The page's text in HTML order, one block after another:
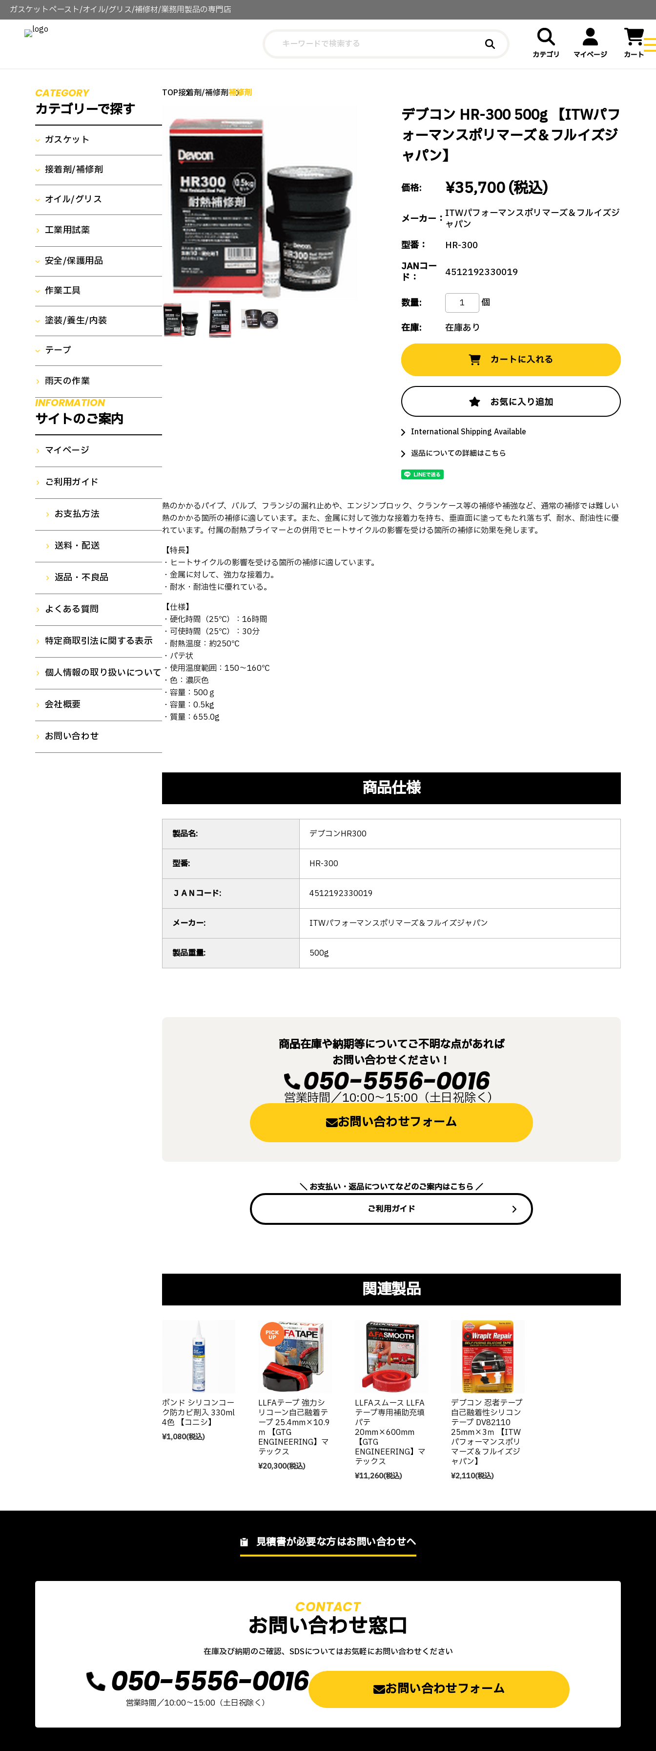
ガスケットペースト/オイル/グリス/補修材/業務用製品の専門店
カテゴリ マイページ カート
TOP接着剤/補修剤補修剤
デブコン HR-300 500g 【ITWパフ
ォーマンスポリマーズ＆フルイズジ
ャパン】
価格: ¥35,700(税込)
メーカー： ITWパフォーマンスポリマーズ＆フルイズジ
ャパン
型番：
HR-300
JANコー
ド：
4512192330019
数量:
個
在庫:
在庫あり
International Shipping Available
返品についての詳細はこちら
熱のかかるパイプ、バルブ、フランジの漏れ止めや、エンジンブロック、クランケース等の補修や補強など、通常の補修では難しい
熱のかかる箇所の補修に適しています。また、金属に対して強力な接着力を持ち、垂直面に塗ってもたれ落ちず、耐水、耐油性に優
れています。付属の耐熱プライマーとの併用でヒートサイクルの影響を受ける箇所の補修に効果を発します。
【特長】
・ヒートサイクルの影響を受ける箇所の補修に適しています。
・金属に対して、強力な接着力。
・耐水・耐油性に優れている。
【仕様】
・硬化時間（25℃）：16時間
・可使時間（25℃）：30分
・耐熱温度：約250℃
・パテ状
・使用温度範囲：150～160℃
・色：濃灰色
・容量：500ｇ
・容量：0.5kg
・質量：655.0g
商品仕様
製品名: デブコンHR300
型番: HR-300
ＪＡＮコード: 4512192330019
メーカー: ITWパフォーマンスポリマーズ＆フルイズジャパン
製品重量: 500g
商品在庫や納期等についてご不明な点があれば
お問い合わせください！
050-5556-0016
営業時間／10:00～15:00（土日祝除く）
お問い合わせフォーム
お支払い・返品についてなどのご案内はこちら
ご利用ガイド
関連製品
ボンド シリコンコー
ク防カビ剤入 330ml
4色 【コニシ】
¥1,080(税込)
LLFAテープ 強力シ
リコーン自己融着テ
ープ 25.4mm×10.9
ｍ 【GTG
ENGINEERING】マ
テックス
¥20,300(税込)
LLFAスムース LLFA
テープ専用補助充填
パテ
20mm×600mm
【GTG
ENGINEERING】マ
テックス
¥11,260(税込)
デブコン 忍者テープ
自己融着性シリコン
テープ DV82110
25mm×3ｍ 【ITW
パフォーマンスポリ
マーズ＆フルイズジ
ャパン】
¥2,110(税込)
CATEGORY
カテゴリーで探す
ガスケット
ガスケット製品一覧
ガスケットペースト
液状ガスケット
接着剤/補修剤
接着剤/補修剤製品一覧
補修剤
シール剤/シール材
オイル/グリス
オイル/グリス関連製品一
覧
潤滑油
油吸着材/処理剤
工業用試薬
安全/保護用品
安全/保護用品一覧
作業服
レインスーツ
メガネ/ゴーグル
マスク
手袋
靴
作業工具
作業工具製品一覧
スパナ/レンチ
ペンチ/プライヤ/ニッパ
はさみ/カッター
ドライバー/ビット
塗装/養生/内装
塗装関連製品一覧
塗料
塗料関連消耗品
テープ
テープ製品一覧
養生テープ
標識テープ
梱包テープ
保護テープ
補修テープ
雨天の作業
INFORMATION
サイトのご案内
マイページ
ご利用ガイド
お支払方法
送料・配送
返品・不良品
よくある質問
特定商取引法に関する表示
個人情報の取り扱いについて
会社概要
お問い合わせ
見積書が必要な方はお問い合わせへ
お問い合わせ窓口
在庫及び納期のご確認、SDSについてはお気軽にお問い合わせください
050-5556-0016
営業時間／10:00～15:00（土日祝除く）
お問い合わせフォーム